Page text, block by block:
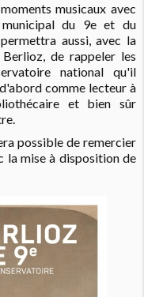
musicaux avec
municipal du 9e et du
aussi, avec la
de rappeler les
national qu'il
comme lecteur à
et bien sûr
possible de remercier
la mise à disposition de